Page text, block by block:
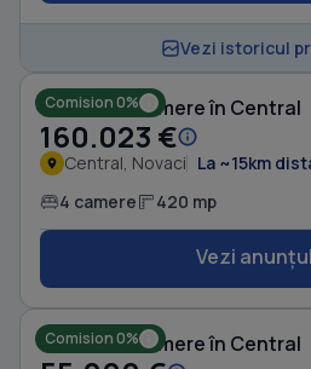
Vezi istoricul
Comision 0%
Casă cu 4 camere în Central
160.023 €
Central, Novaci La ~15km
4 camere 420 mp
Vezi anunțul
Comision 0%
Casă cu 4 camere în Central